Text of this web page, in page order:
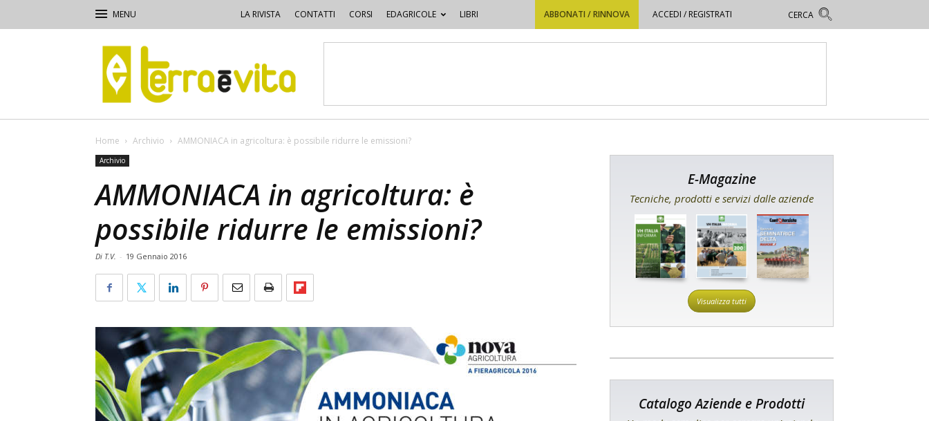
LA RIVISTA CONTATTI CORSI EDAGRICOLE LIBRI ABBONATI / RINNOVA ACCEDI / REGISTRATI
Terra
e
Vita
Home Archivio AMMONIACA in agricoltura: è possibile ridurre le emissioni?
Archivio
AMMONIACA in agricoltura: è
possibile ridurre le emissioni?
Di T.V. - 19 Gennaio 2016
E-Magazine
Tecniche, prodotti e servizi dalle aziende
Visualizza tutti
Catalogo Aziende e Prodotti